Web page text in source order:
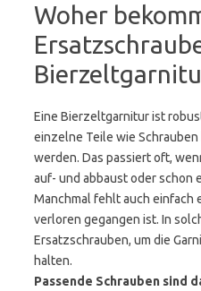
Woher
Eine Bierzeltgarnitur ist
einzelne Teile wie
werden. Das passiert oft,
auf- und abbaust oder schon
Manchmal fehlt auch einfach
verloren gegangen ist. In
Ersatzschrauben, um die
halten.
Passende Schrauben sind